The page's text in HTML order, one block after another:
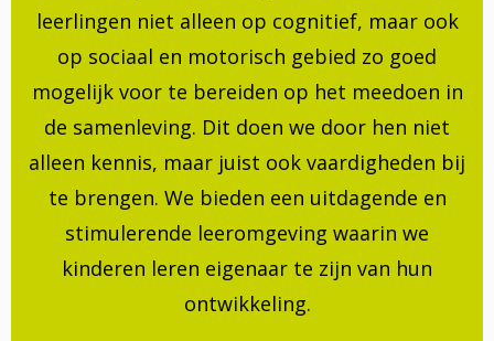
leerlingen niet alleen op cognitief, maar ook
op sociaal en motorisch gebied zo goed
mogelijk voor te bereiden op het meedoen in
de samenleving. Dit doen we door hen niet
alleen kennis, maar juist ook vaardigheden bij
te brengen. We bieden een uitdagende en
stimulerende leeromgeving waarin we
kinderen leren eigenaar te zijn van hun
ontwikkeling.